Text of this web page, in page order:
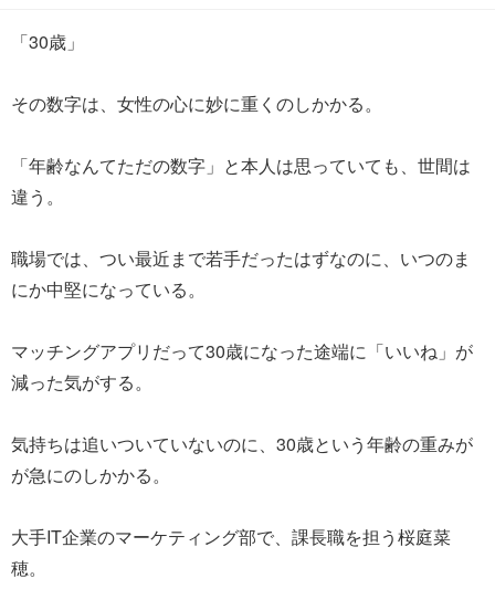
「30歳」
その数字は、女性の心に妙に重くのしかかる。
「年齢なんてただの数字」と本人は思っていても、世間は
違う。
職場では、つい最近まで若手だったはずなのに、いつのま
にか中堅になっている。
マッチングアプリだって30歳になった途端に「いいね」が
減った気がする。
気持ちは追いついていないのに、30歳という年齢の重みが
が急にのしかかる。
大手IT企業のマーケティング部で、課長職を担う桜庭菜
穂。